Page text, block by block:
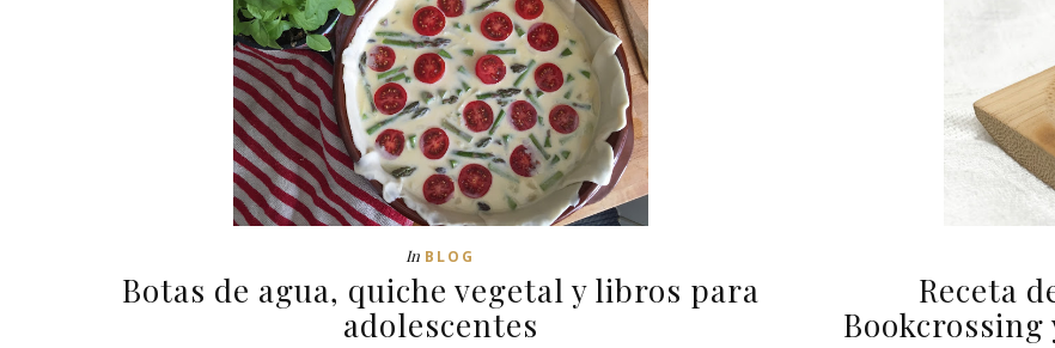
In BLOG
Botas de agua, quiche vegetal y libros para
adolescentes
Receta
Bookcrossing